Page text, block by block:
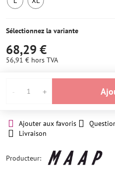
stock stock
Sélectionnez la variante
68,29 €
56,91 € hors TVA
Ajouter aux favoris
Livraison
Producteur: